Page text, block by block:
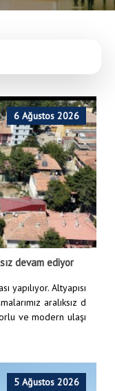
6 Ağustos 2026
devam ediyor
yapılıyor. Altyapısı
aralıksız d
ve modern ulaşı
5 Ağustos 2026